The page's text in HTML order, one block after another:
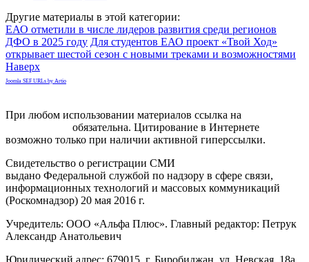
Другие материалы в этой категории:
ЕАО отметили в числе лидеров развития среди регионов
ДФО в 2025 году Для студентов ЕАО проект «Твой Ход»
открывает шестой сезон с новыми треками и возможностями
Наверх
Joomla SEF URLs by Artio
При любом использовании материалов ссылка на
обязательна. Цитирование в Интернете
возможно только при наличии активной гиперссылки.
Свидетельство о регистрации СМИ
выдано Федеральной службой по надзору в сфере связи,
информационных технологий и массовых коммуникаций
(Роскомнадзор) 20 мая 2016 г.
Учредитель: ООО «Альфа Плюс». Главный редактор: Петрук
Александр Анатольевич
Юридический адрес: 679015, г. Биробиджан, ул. Невская, 18а,